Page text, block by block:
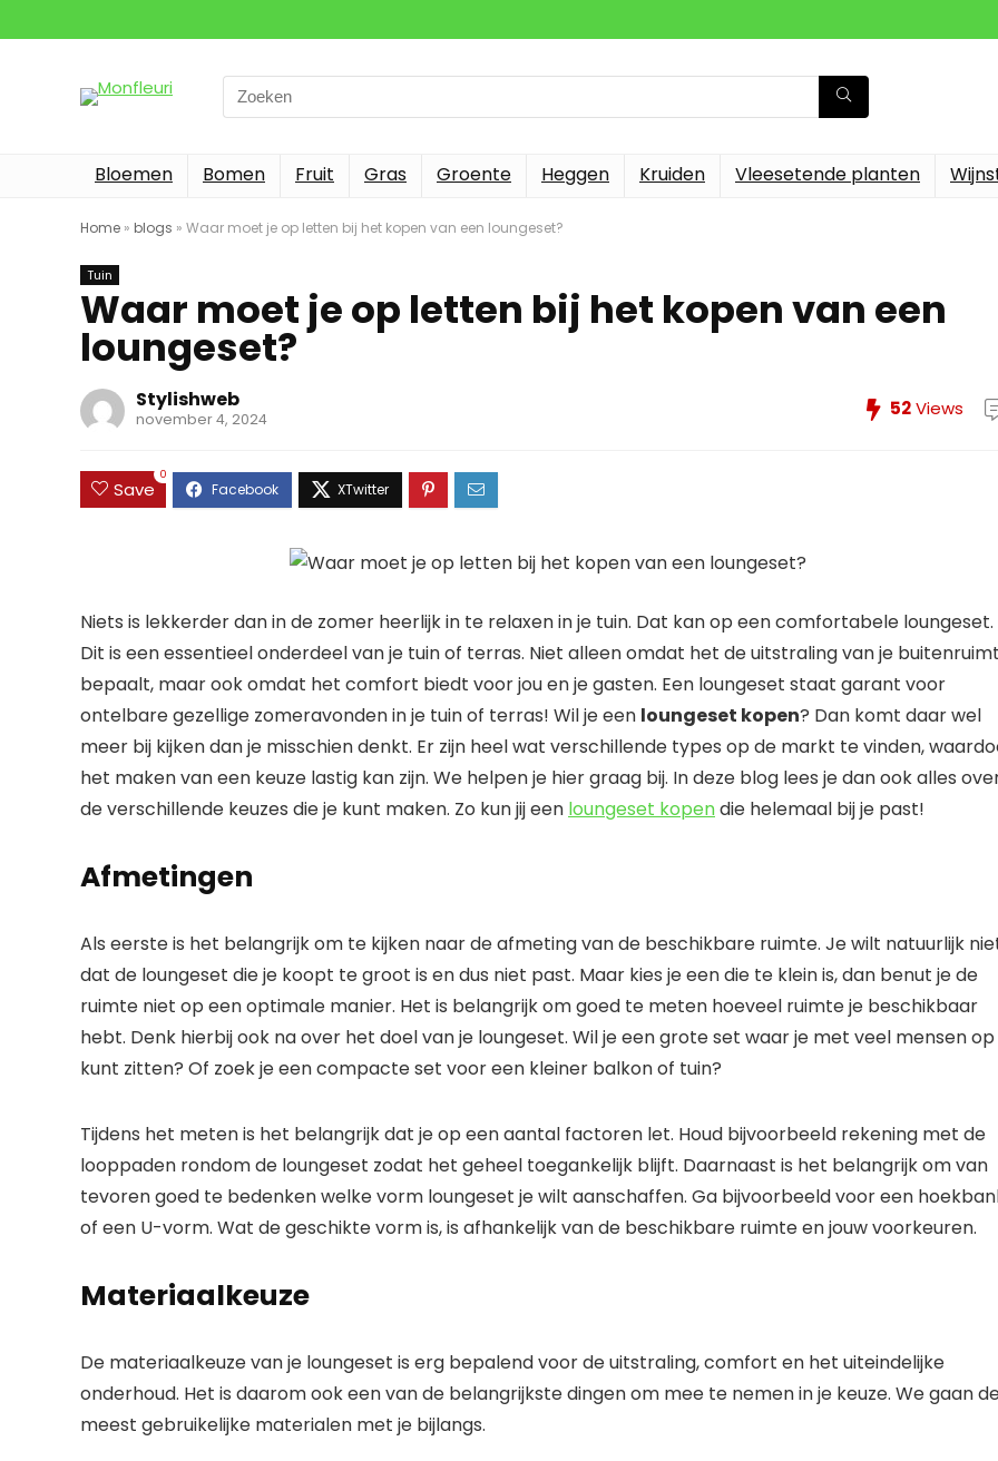
Search
for:
Bloemen Bomen Fruit Gras Groente Heggen Kruiden Vleesetende planten
Home » blogs » Waar moet je op letten bij het kopen van een loungeset?
Tuin
Waar moet je op letten bij het kopen van een
loungeset?
Stylishweb
november 4, 2024 52Views
Save
0
Niets is lekkerder dan in de zomer heerlijk in te relaxen in je tuin. Dat kan op een comfortabele loungeset.
Dit is een essentieel onderdeel van je tuin of terras. Niet alleen omdat het de uitstraling van je
bepaalt, maar ook omdat het comfort biedt voor jou en je gasten. Een loungeset staat garant voor
ontelbare gezellige zomeravonden in je tuin of terras! Wil je een loungeset kopen? Dan komt daar wel
meer bij kijken dan je misschien denkt. Er zijn heel wat verschillende types op de markt te vinden,
het maken van een keuze lastig kan zijn. We helpen je hier graag bij. In deze blog lees je dan ook alles
de verschillende keuzes die je kunt maken. Zo kun jij een loungeset kopendie helemaal bij je past!
Afmetingen
Als eerste is het belangrijk om te kijken naar de afmeting van de beschikbare ruimte. Je wilt natuurlijk
dat de loungeset die je koopt te groot is en dus niet past. Maar kies je een die te klein is, dan benut je de
ruimte niet op een optimale manier. Het is belangrijk om goed te meten hoeveel ruimte je beschikbaar
hebt. Denk hierbij ook na over het doel van je loungeset. Wil je een grote set waar je met veel mensen op
kunt zitten? Of zoek je een compacte set voor een kleiner balkon of tuin?
Tijdens het meten is het belangrijk dat je op een aantal factoren let. Houd bijvoorbeeld rekening met de
looppaden rondom de loungeset zodat het geheel toegankelijk blijft. Daarnaast is het belangrijk om van
tevoren goed te bedenken welke vorm loungeset je wilt aanschaffen. Ga bijvoorbeeld voor een
of een U-vorm. Wat de geschikte vorm is, is afhankelijk van de beschikbare ruimte en jouw voorkeuren.
Materiaalkeuze
De materiaalkeuze van je loungeset is erg bepalend voor de uitstraling, comfort en het uiteindelijke
onderhoud. Het is daarom ook een van de belangrijkste dingen om mee te nemen in je keuze. We gaan
meest gebruikelijke materialen met je bijlangs.